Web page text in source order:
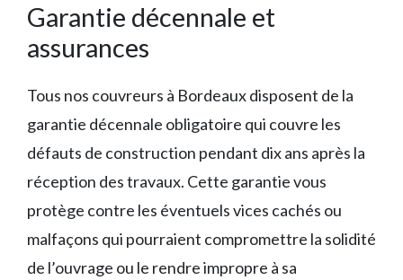
Garantie décennale et
assurances
Tous nos couvreurs à Bordeaux disposent de la
garantie décennale obligatoire qui couvre les
défauts de construction pendant dix ans après la
réception des travaux. Cette garantie vous
protège contre les éventuels vices cachés ou
malfaçons qui pourraient compromettre la solidité
de l’ouvrage ou le rendre impropre à sa